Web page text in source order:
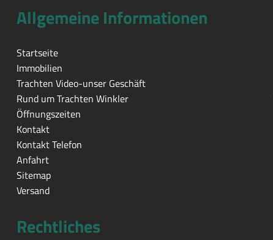
Allgemeine Informationen
Startseite
Immobilien
Trachten Video-unser Geschäft
Rund um Trachten Winkler
Öffnungszeiten
Kontakt
Kontakt Telefon
Anfahrt
Sitemap
Versand
Rechtliches